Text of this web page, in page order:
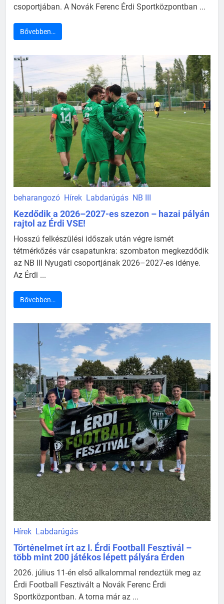
csoportjában. A Novák Ferenc Érdi Sportközpontban ...
Bővebben…
beharangozó Hírek Labdarúgás NB III
Kezdődik a 2026–2027-es szezon – hazai pályán
rajtol az Érdi VSE!
Hosszú felkészülési időszak után végre ismét
tétmérkőzés vár csapatunkra: szombaton megkezdődik
az NB III Nyugati csoportjának 2026–2027-es idénye.
Az Érdi ...
Bővebben…
Hírek Labdarúgás
Történelmet írt az I. Érdi Football Fesztivál –
több mint 200 játékos lépett pályára Érden
2026. július 11-én első alkalommal rendeztük meg az
Érdi Football Fesztivált a Novák Ferenc Érdi
Sportközpontban. A torna már az ...